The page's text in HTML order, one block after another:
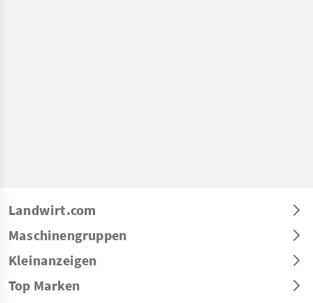
Landwirt.com
Maschinengruppen
Kleinanzeigen
Top Marken